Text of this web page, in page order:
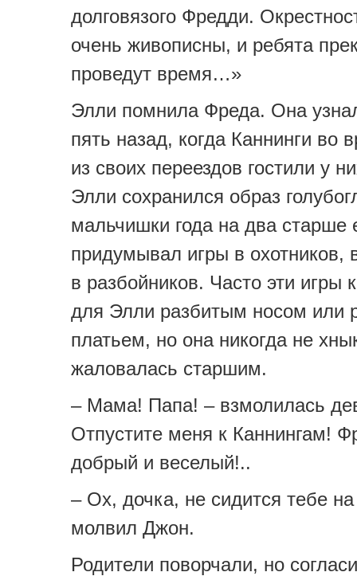
долговязого Фредди.
очень живописны, и ребята
проведут время…»
Элли помнила Фреда. Она
пять назад, когда Каннинги во
из своих переездов гостили у
Элли сохранился образ
мальчишки года на два старше
придумывал игры в охотников,
в разбойников. Часто эти игры
для Элли разбитым носом или
платьем, но она никогда не
жаловалась старшим.
– Мама! Папа! – взмолилась
Отпустите меня к Каннингам!
добрый и веселый!..
– Ох, дочка, не сидится тебе
молвил Джон.
Родители поворчали, но